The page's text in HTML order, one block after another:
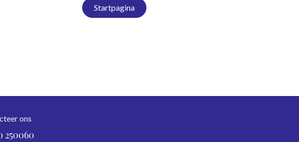
Startpagina
ons
250060